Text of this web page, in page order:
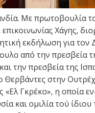
Με πρωτοβουλία
Χάγης,
εκδήλωση για τον
από την πρεσβεία
την πρεσβεία της
Θερβάντες στην
«Ελ Γκρέκο», η οποία
και ομιλία τού